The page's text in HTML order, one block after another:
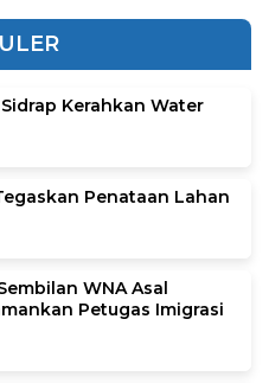
Kerahkan Water
Penataan Lahan
WNA Asal
Petugas Imigrasi